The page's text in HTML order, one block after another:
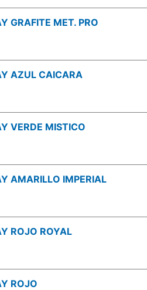
GRAFITE MET. PRO
AZUL CAICARA
VERDE MISTICO
AMARILLO IMPERIAL
ROJO ROYAL
ROJO